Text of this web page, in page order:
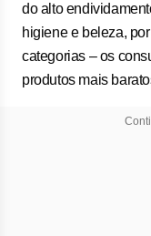
do alto
higiene e beleza,
categorias – os
produtos mais